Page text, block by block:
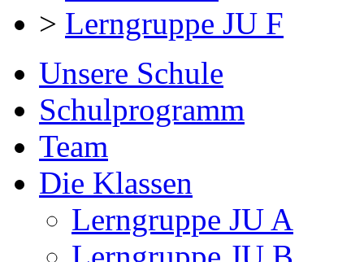
> Lerngruppe JU F
Unsere Schule
Schulprogramm
Team
Die Klassen
Lerngruppe JU A